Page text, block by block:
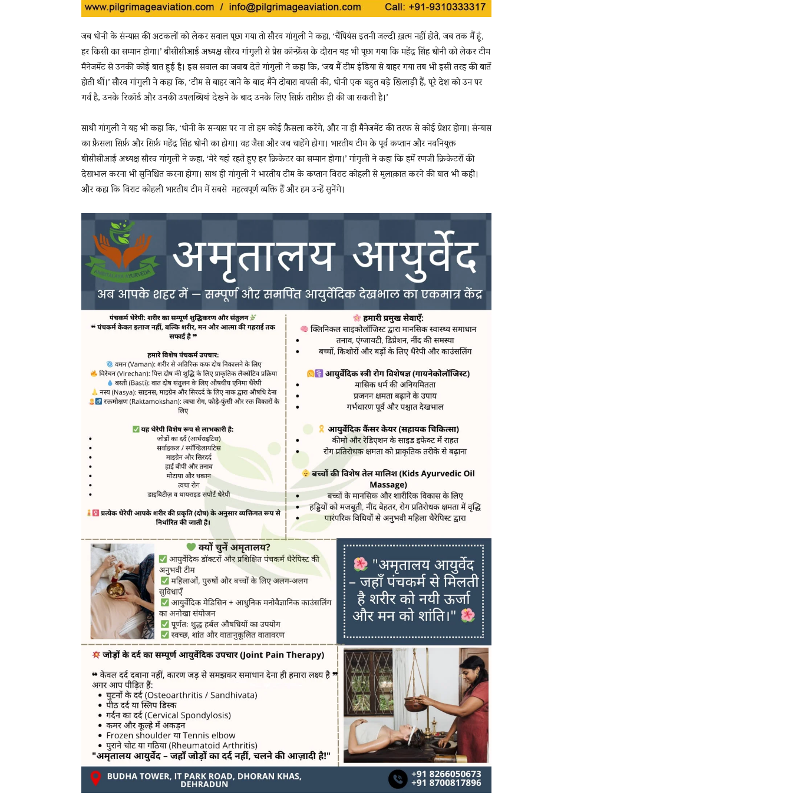
जब धोनी के संन्यास की अटकलों को लेकर सवाल पूछा गया तो सौरव गांगुली ने कहा, ‘चैंपियंस इतनी जल्दी ख़त्म नहीं होते, जब तक मैं हूं,
हर किसी का सम्मान होगा।’ बीसीसीआई अध्यक्ष सौरव गांगुली से प्रेस कॉन्फ्रेंस के दौरान यह भी पूछा गया कि महेंद्र सिंह धोनी को लेकर टीम
मैनेजमेंट से उनकी कोई बात हुई है। इस सवाल का जवाब देते गांगुली ने कहा कि, ‘जब मैं टीम इंडिया से बाहर गया तब भी इसी तरह की बातें
होती थीं।’ सौरव गांगुली ने कहा कि, ‘टीम से बाहर जाने के बाद मैंने दोबारा वापसी की, धोनी एक बहुत बड़े खिलाड़ी हैं, पूरे देश को उन पर
गर्व है, उनके रिकॉर्ड और उनकी उपलब्धियां देखने के बाद उनके लिए सिर्फ़ तारीफ़ ही की जा सकती है।’
साथी गांगुली ने यह भी कहा कि, ‘धोनी के सन्यास पर ना तो हम कोई फ़ैसला करेंगे, और ना ही मैनेजमेंट की तरफ से कोई प्रेशर होगा। संन्यास
का फ़ैसला सिर्फ़ और सिर्फ़ महेंद्र सिंह धोनी का होगा। वह जैसा और जब चाहेंगे होगा। भारतीय टीम के पूर्व कप्तान और नवनियुक्त
बीसीसीआई अध्यक्ष सौरव गांगुली ने कहा, ‘मेरे यहां रहते हुए हर क्रिकेटर का सम्मान होगा।’ गांगुली ने कहा कि हमें रणजी क्रिकेटरों की
देखभाल करना भी सुनिश्चित करना होगा। साथ ही गांगुली ने भारतीय टीम के कप्तान विराट कोहली से मुलाक़ात करने की बात भी कही।
और कहा कि विराट कोहली भारतीय टीम में सबसे महत्वपूर्ण व्यक्ति हैं और हम उन्हें सुनेंगे।